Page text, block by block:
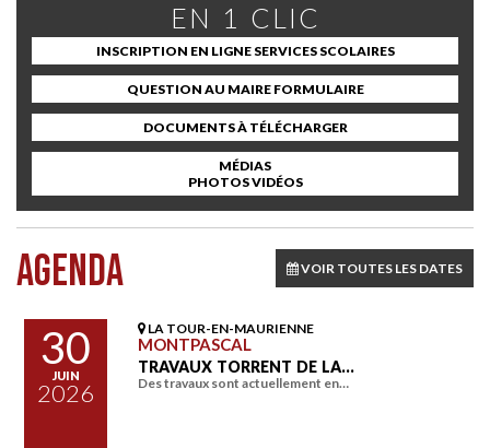
EN 1 CLIC
INSCRIPTION EN LIGNE SERVICES SCOLAIRES
QUESTION AU MAIRE FORMULAIRE
DOCUMENTS À TÉLÉCHARGER
MÉDIAS
PHOTOS VIDÉOS
AGENDA VOIR TOUTES LES DATES
30
JUIN
2026
LA TOUR-EN-MAURIENNE
MONTPASCAL
TRAVAUX TORRENT DE LA…
Des travaux sont actuellement en…